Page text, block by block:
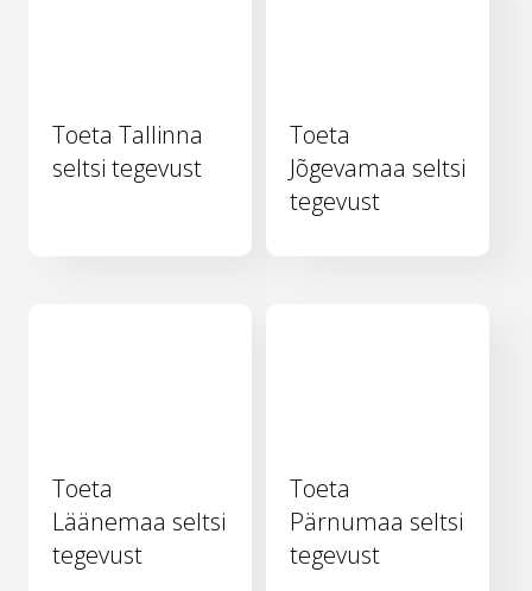
Toeta Tallinna
seltsi tegevust
Toeta
Jõgevamaa seltsi
tegevust
Toeta
Läänemaa seltsi
tegevust
Toeta
Pärnumaa seltsi
tegevust